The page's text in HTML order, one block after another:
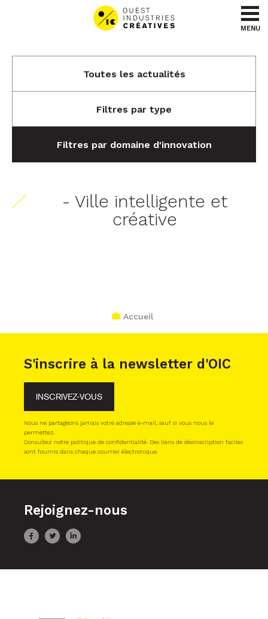
Aller au menu
Aller au contenu
MENU
Toutes les actualités
Filtres par type
Filtres par domaine d'innovation
- Ville intelligente et
créative
Accueil
S'inscrire à la newsletter d'OIC
INSCRIVEZ-VOUS
Nous ne partageons jamais votre adresse e-mail, sauf si vous nous le
permettez.
Consultez notre politique de confidentialité. Des liens de désinscription faciles
sont fournis dans chaque courrier électronique.
Rejoignez-nous